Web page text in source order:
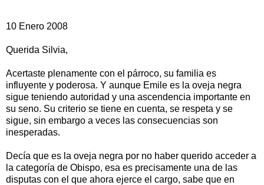
10 Enero 2008
Querida Silvia,
Acertaste plenamente con el párroco, su familia es
influyente y poderosa. Y aunque Emile es la oveja negra
sigue teniendo autoridad y una ascendencia importante en
su seno. Su criterio se tiene en cuenta, se respeta y se
sigue, sin embargo a veces las consecuencias son
inesperadas.
Decía que es la oveja negra por no haber querido acceder a
la categoría de Obispo, esa es precisamente una de las
disputas con el que ahora ejerce el cargo, sabe que en